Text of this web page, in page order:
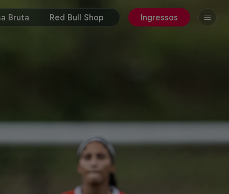
Bruta Red Bull Shop Ingressos